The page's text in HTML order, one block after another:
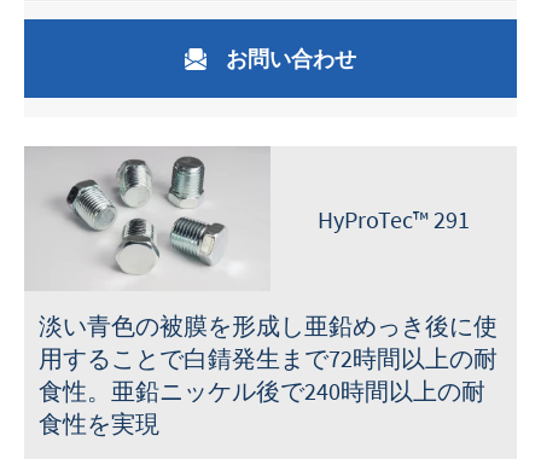
お問い合わせ
HyProTec™ 291
淡い青色の被膜を形成し亜鉛めっき後に使
用することで白錆発生まで72時間以上の耐
食性。亜鉛ニッケル後で240時間以上の耐
食性を実現